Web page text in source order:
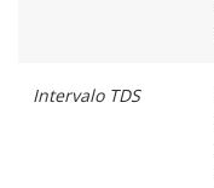
Intervalo TDS